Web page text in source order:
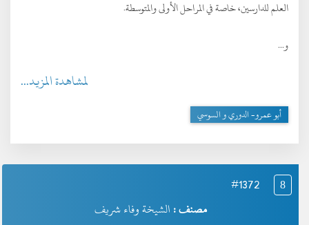
العلم للدارسين، خاصة في المراحل الأولى والمتوسطة.
و...
لمشاهدة المزيد...
أبو عمرو- الدوري و السوسي
8
#1372
مصنف : الشيخة وفاء شريف